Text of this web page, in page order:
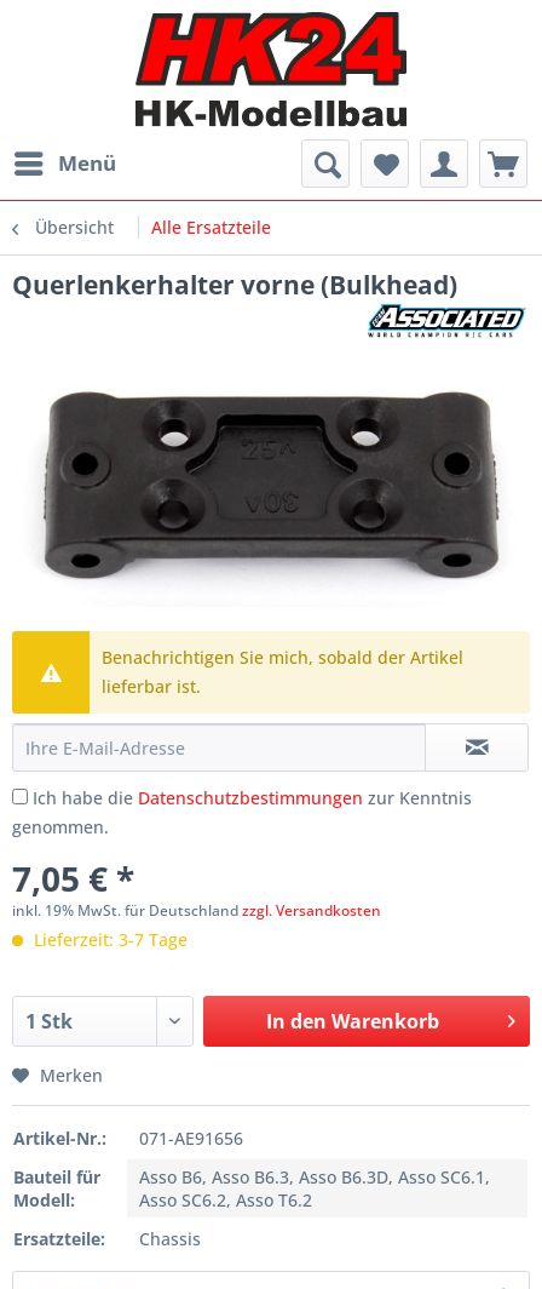
Menü
Übersicht Alle Ersatzteile
Querlenkerhalter vorne (Bulkhead)
Benachrichtigen Sie mich, sobald der Artikel
lieferbar ist.
Ich habe die Datenschutzbestimmungen zur Kenntnis
genommen.
7,05 € *
inkl. 19% MwSt. für Deutschlandzzgl. Versandkosten
Lieferzeit: 3-7 Tage
In den Warenkorb
Merken
Artikel-Nr.:
071-AE91656
Bauteil für
Modell:
Asso B6, Asso B6.3, Asso B6.3D, Asso SC6.1,
Asso SC6.2, Asso T6.2
Ersatzteile:
Chassis